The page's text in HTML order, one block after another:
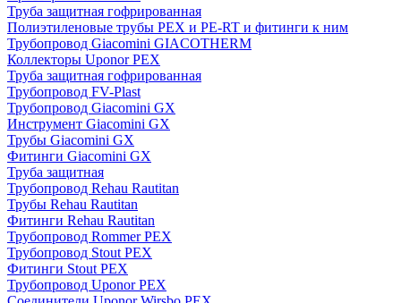
Труба защитная гофрированная
Полиэтиленовые трубы PEX и PE-RT и фитинги к ним
Трубопровод Giacomini GIACOTHERM
Коллекторы Uponor PEX
Труба защитная гофрированная
Трубопровод FV-Plast
Трубопровод Giacomini GX
Инструмент Giacomini GX
Трубы Giacomini GX
Фитинги Giacomini GX
Труба защитная
Трубопровод Rehau Rautitan
Трубы Rehau Rautitan
Фитинги Rehau Rautitan
Трубопровод Rommer PEX
Трубопровод Stout PEX
Фитинги Stout PEX
Трубопровод Uponor PEX